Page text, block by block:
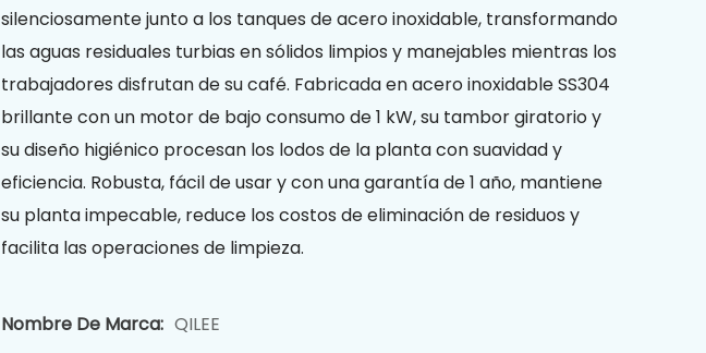
silenciosamente junto a los tanques de acero inoxidable, transformando
las aguas residuales turbias en sólidos limpios y manejables mientras los
trabajadores disfrutan de su café. Fabricada en acero inoxidable SS304
brillante con un motor de bajo consumo de 1 kW, su tambor giratorio y
su diseño higiénico procesan los lodos de la planta con suavidad y
eficiencia. Robusta, fácil de usar y con una garantía de 1 año, mantiene
su planta impecable, reduce los costos de eliminación de residuos y
facilita las operaciones de limpieza.
Nombre De Marca: QILEE